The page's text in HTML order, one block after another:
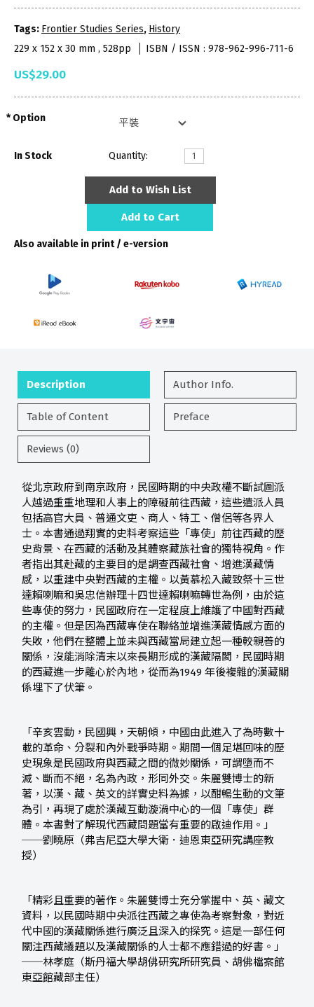
Tags: Frontier Studies Series, History
229 x 152 x 30 mm , 528pp
ISBN / ISSN : 978-962-996-711-6
US$29.00
Option
In Stock Quantity:
Add to Wish List
Add to Cart
Also available in print / e-version
Description Author Info.
Table of Content Preface
Reviews (0)
從北京政府到南京政府，民國時期的中央政權不斷試圖派
人越過重重地理和人事上的障礙前往西藏，這些遣派人員
包括高官大員、普通文吏、商人、特工、僧侶等各界人
士。本書通過翔實的史料考察這些「專使」前往西藏的歷
史背景、在西藏的活動及其體察藏族社會的獨特視角。作
者指出其赴藏的主要目的是調查西藏社會、增進漢藏情
感，以重建中央對西藏的主權。以黃慕松入藏致祭十三世
達賴喇嘛和吳忠信辦理十四世達賴喇嘛轉世為例，由於這
些專使的努力，民國政府在一定程度上維護了中國對西藏
的主權。但是因為西藏專使在聯絡並增進漢藏情感方面的
失敗，他們在整體上並未與西藏當局建立起一種較親善的
關係，沒能消除清末以來長期形成的漢藏隔閡，民國時期
的西藏進一步離心於內地，從而為1949 年後複雜的漢藏關
係埋下了伏筆。
「辛亥雲動，民國興，天朝傾，中國由此進入了為時數十
載的革命、分裂和內外戰爭時期。期間一個足堪回味的歷
史現象是民國政府與西藏之間的微妙關係，可謂墮而不
滅、斷而不絕，名為內政，形同外交。朱麗雙博士的新
著，以漢、藏、英文的詳實史料為據，以酣暢生動的文筆
為引，再現了處於漢藏互動漩渦中心的一個「專使」群
體。本書對了解現代西藏問題當有重要的啟迪作用。」
──劉曉原（弗吉尼亞大學大衛．迪恩東亞研究講座教
授）
「精彩且重要的著作。朱麗雙博士充分掌握中、英、藏文
資料，以民國時期中央派往西藏之專使為考察對象，對近
代中國的漢藏關係進行廣泛且深入的探究。這是一部任何
關注西藏議題以及漢藏關係的人士都不應錯過的好書。」
──林孝庭（斯丹福大學胡佛研究所研究員、胡佛檔案館
東亞館藏部主任）